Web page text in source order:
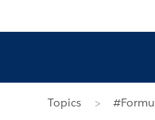
Topics